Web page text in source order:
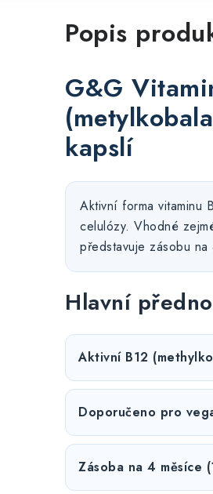
Popis
G&G
kapslí
Aktivní forma vitaminu
celulózy. Vhodné
představuje zásobu
Hlavní
Aktivní B12
Doporučeno pro
Zásoba na 4 měsíce